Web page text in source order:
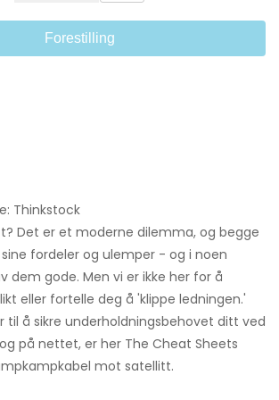
Forestilling
Thinkstock
Det er et moderne dilemma, og begge
fordeler og ulemper - og i noen
dem gode. Men vi er ikke her for å
eller fortelle deg å 'klippe ledningen.'
til å sikre underholdningsbehovet ditt ved
på nettet, er her The Cheat Sheets
mot satellitt.